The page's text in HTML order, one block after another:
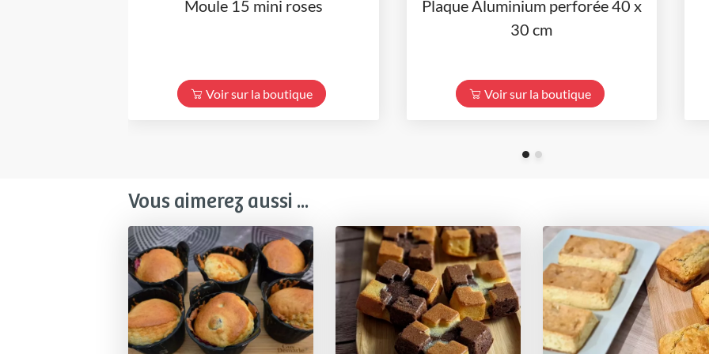
Moule 15 mini roses
Voir sur la boutique
Plaque Aluminium perforée 40 x
30 cm
Voir sur la boutique
Vous aimerez aussi ...